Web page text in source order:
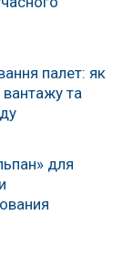
палет: як
вантажу та
для